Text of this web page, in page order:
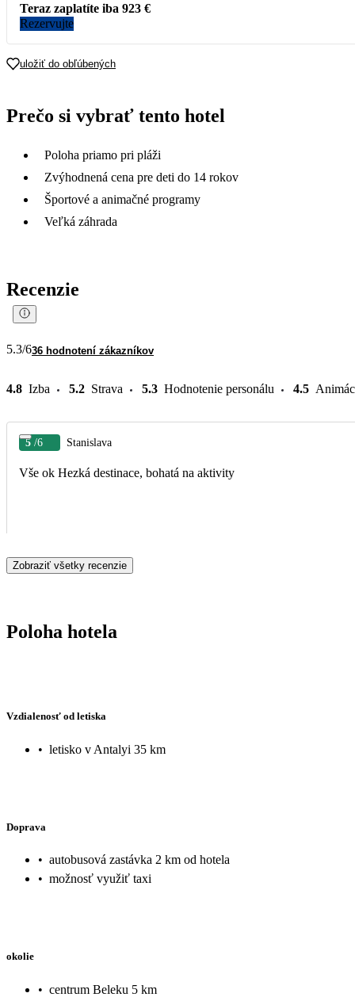
Teraz zaplatíte iba 923 €
Rezervujte
uložiť do obľúbených
Prečo si vybrať tento hotel
Poloha priamo pri pláži
Zvýhodnená cena pre deti do 14 rokov
Športové a animačné programy
Veľká záhrada
Recenzie
5.3/636 hodnotení zákazníkov
4.8 Izba 5.2 Strava 5.3 Hodnotenie personálu 4.5
5 /6 Stanislava
Vše ok Hezká destinace, bohatá na aktivity
Zobraziť všetky recenzie
Poloha hotela
Vzdialenosť od letiska
• letisko v Antalyi 35 km
Doprava
• autobusová zastávka 2 km od hotela
• možnosť využiť taxi
okolie
• centrum Beleku 5 km